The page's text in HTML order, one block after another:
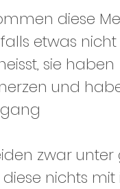
diese
etwas
sie
und
zwar
diese nichts